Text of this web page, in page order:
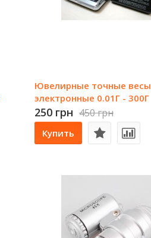
Ювелирные точные весы
электронные 0.01Г - 300Г
250 грн 450 грн
Купить